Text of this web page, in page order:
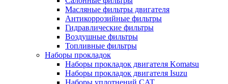
Масляные фильтры двигателя
Антикоррозийные фильтры
Гидравлические фильтры
Воздушные фильтры
Топливные фильтры
Наборы прокладок
Наборы прокладок двигателя Komatsu
Наборы прокладок двигателя Isuzu
Наборы уплотнений CAT